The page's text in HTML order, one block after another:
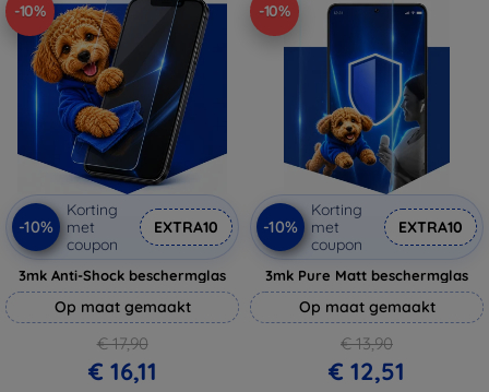
-10%
-10%
Korting
met
coupon
EXTRA10
3mk Anti-Shock beschermglas
Op maat gemaakt
€ 17,90
€ 16,11
-10%
-10%
Korting
met
coupon
EXTRA10
3mk Pure Matt beschermglas
Op maat gemaakt
€ 13,90
€ 12,51